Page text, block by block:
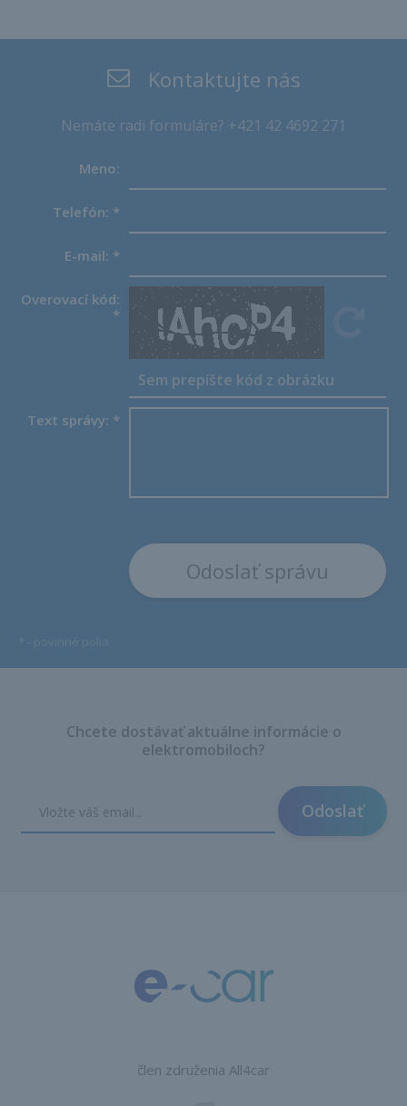
Kontaktujte nás
Nemáte radi formuláre? +421 42 4692 271
Meno:
Telefón: *
E-mail: *
Overovací kód:
*
Text správy: *
Chcete dostávať aktuálne informácie o
elektromobiloch?
Odoslať
člen združenia All4car